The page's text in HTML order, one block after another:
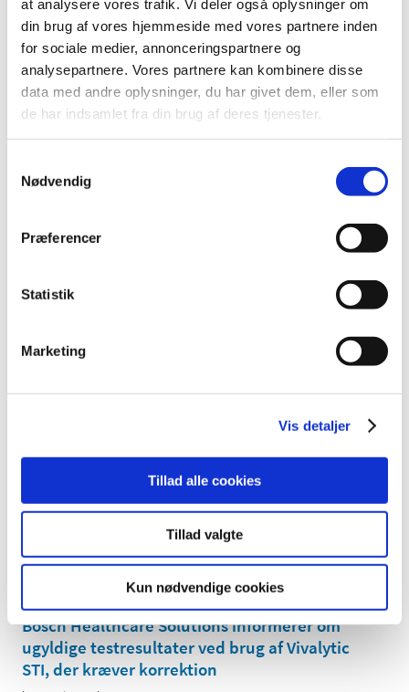
at analysere vores trafik. Vi deler også oplysninger om
din brug af vores hjemmeside med vores partnere inden
for sociale medier, annonceringspartnere og
analysepartnere. Vores partnere kan kombinere disse
data med andre oplysninger, du har givet dem, eller som
de har indsamlet fra din brug af deres tjenester.
Nødvendig
Præferencer
Statistik
Marketing
Vis detaljer
Tillad alle cookies
Tillad valgte
Kun nødvendige cookies
af MERLIN PATIENT CARE SYSTEM.
|14. maj 2026 |
Denne meddelelse indeholder information om fejl i
software med instruktion om opdatering og…
Covidien LLC. informerer om sikker og korrekt
brug af EndoFLIP™ System.
|14. maj 2026
Denne meddelelse indeholder information om sikker og
manglende den af brugsanvisningen i
forbindelse med Shockwave C2 AERO Coronary
|14. maj 2026
udstyrets vejledning.
Inc. informerer om fejl ved CASE Cardiac
Testing System, der kræver korrektion og
instruktion i anvendelse
Denne meddelelse indeholder information om fejl ved
udstyret, der kræver korrektion og instruktion i
Bosch Healthcare Solutions informerer om
ugyldige testresultater ved brug af Vivalytic
STI, der kræver korrektion